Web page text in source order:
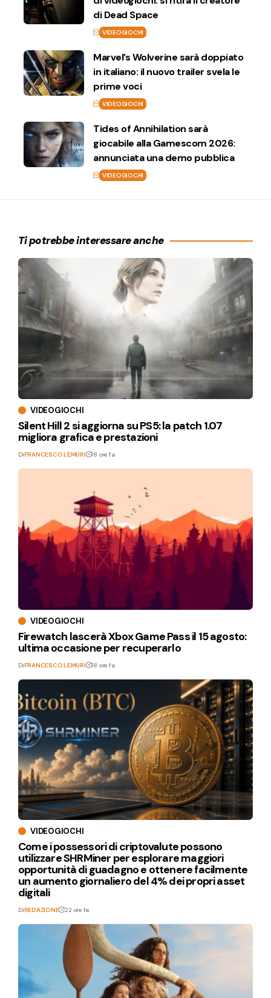
di Dead Space
VIDEOGIOCHI
Marvel’s Wolverine sarà doppiato
in italiano: il nuovo trailer svela le
prime voci
VIDEOGIOCHI
Tides of Annihilation sarà
giocabile alla Gamescom 2026:
annunciata una demo pubblica
VIDEOGIOCHI
Ti potrebbe interessare anche
VIDEOGIOCHI
Silent Hill 2 si aggiorna su PS5: la patch 1.07
migliora grafica e prestazioni
DiFRANCESCO LEMURI 18 ore fa
VIDEOGIOCHI
Firewatch lascerà Xbox Game Pass il 15 agosto:
ultima occasione per recuperarlo
DiFRANCESCO LEMURI 18 ore fa
VIDEOGIOCHI
Come i possessori di criptovalute possono
utilizzare SHRMiner per esplorare maggiori
opportunità di guadagno e ottenere facilmente
un aumento giornaliero del 4% dei propri asset
digitali
DiREDAZIONE 22 ore fa